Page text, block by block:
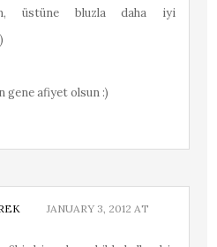
üstüne bluzla daha iyi
gene afiyet olsun :)
JANUARY 3, 2012 AT